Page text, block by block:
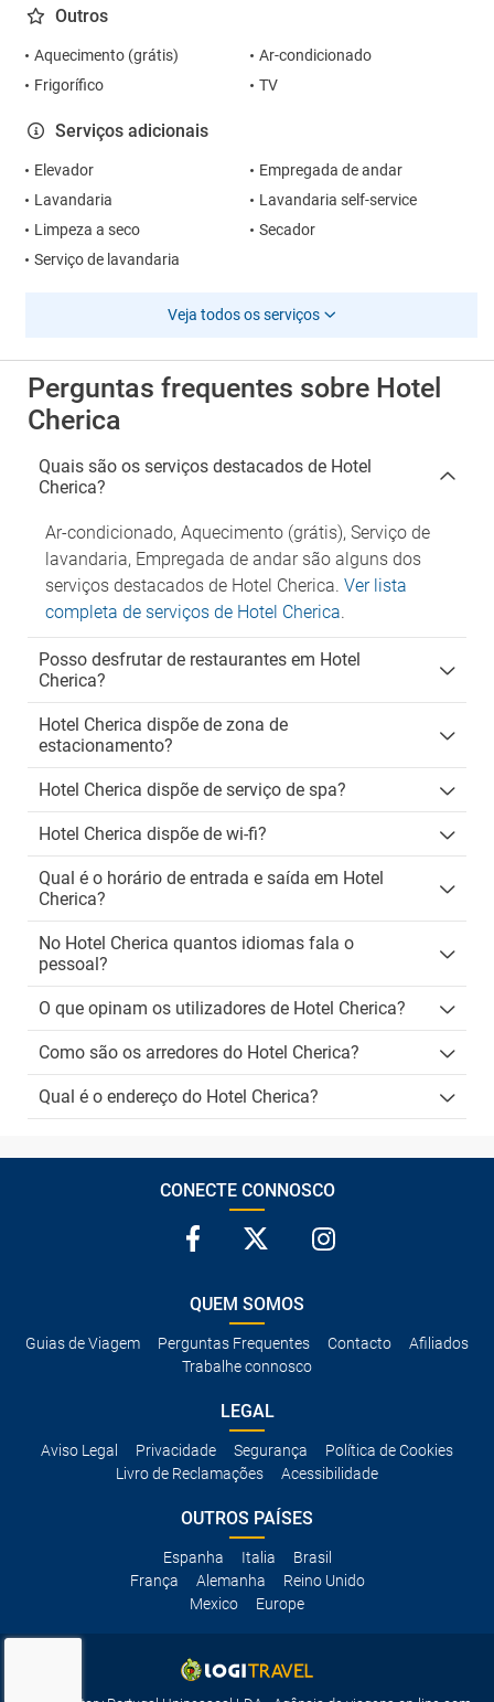
Outros
Aquecimento (grátis)
Ar-condicionado
Frigorífico
TV
Serviços adicionais
Elevador
Empregada de andar
Lavandaria
Lavandaria self-service
Limpeza a seco
Secador
Serviço de lavandaria
Veja todos os serviços
Perguntas frequentes sobre Hotel
Cherica
Quais são os serviços destacados de Hotel
Cherica?
Ar-condicionado, Aquecimento (grátis), Serviço de
lavandaria, Empregada de andar são alguns dos
serviços destacados de Hotel Cherica. Ver lista
completa de serviços de Hotel Cherica.
Posso desfrutar de restaurantes em Hotel
Cherica?
Hotel Cherica dispõe de zona de
estacionamento?
Hotel Cherica dispõe de serviço de spa?
Hotel Cherica dispõe de wi-fi?
Qual é o horário de entrada e saída em Hotel
Cherica?
No Hotel Cherica quantos idiomas fala o
pessoal?
O que opinam os utilizadores de Hotel Cherica?
Como são os arredores do Hotel Cherica?
Qual é o endereço do Hotel Cherica?
CONECTE CONNOSCO
QUEM SOMOS
Guias de Viagem Perguntas Frequentes Contacto
Afiliados
Trabalhe connosco
LEGAL
Aviso Legal Privacidade Segurança
Política de Cookies
Livro de Reclamações
Acessibilidade
OUTROS PAÍSES
Espanha Italia
Brasil
França
Alemanha
Reino Unido
Mexico
Europe